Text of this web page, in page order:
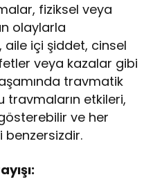
fiziksel veya
olaylarla
aile içi şiddet, cinsel
veya kazalar gibi
travmatik
travmaların etkileri,
ve her